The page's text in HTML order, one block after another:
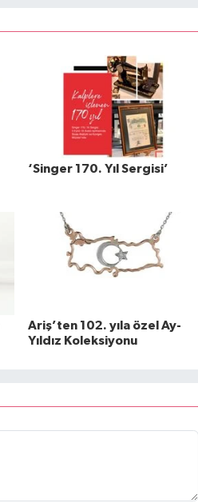
‘Singer 170. Yıl Sergisi’
Ariş’ten 102. yıla özel Ay-
Yıldız Koleksiyonu